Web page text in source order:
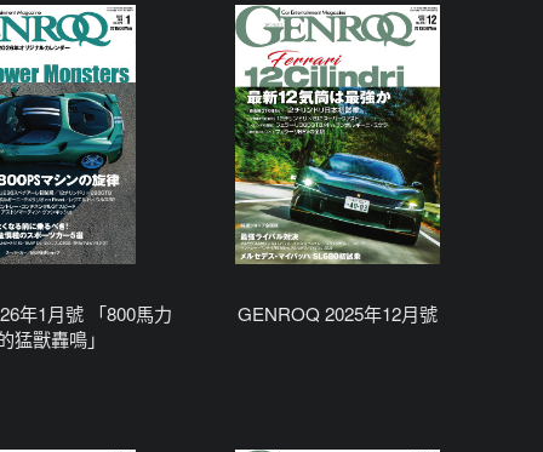
年1月號 「800馬力
猛獸轟鳴」
GENROQ 2025年12月號